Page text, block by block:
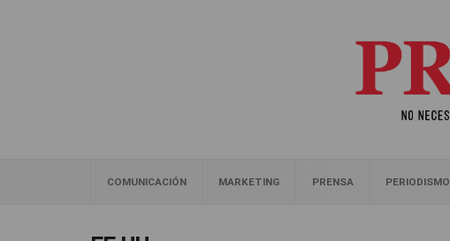
COMUNICACIÓN MARKETING PRENSA PERIODISMO